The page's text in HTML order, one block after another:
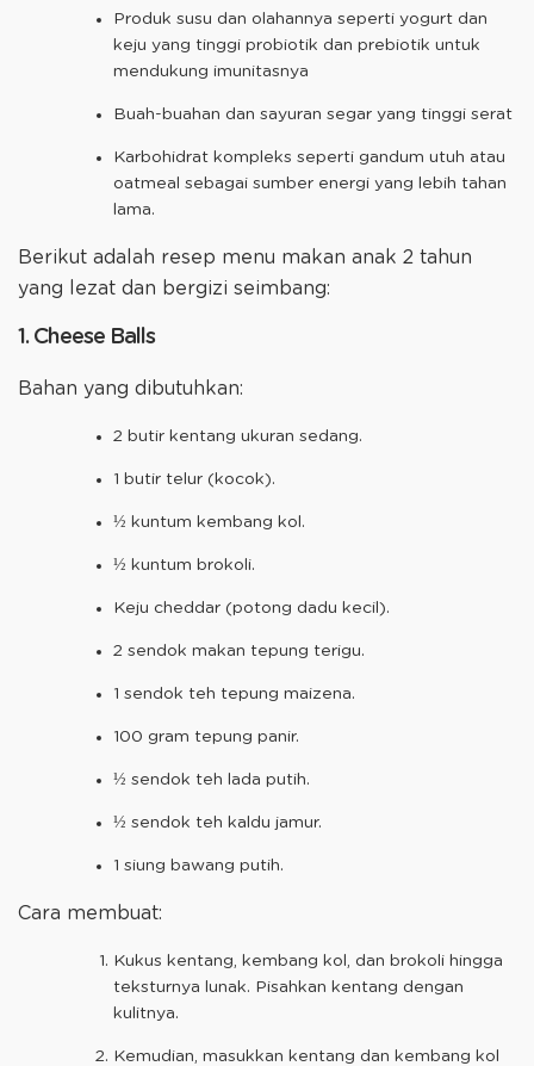
Produk susu dan olahannya seperti yogurt dan
keju yang tinggi probiotik dan prebiotik untuk
mendukung imunitasnya
Buah-buahan dan sayuran segar yang tinggi serat
Karbohidrat kompleks seperti gandum utuh atau
oatmeal sebagai sumber energi yang lebih tahan
lama.
Berikut adalah resep menu makan anak 2 tahun
yang lezat dan bergizi seimbang:
1. Cheese Balls
Bahan yang dibutuhkan:
2 butir kentang ukuran sedang.
1 butir telur (kocok).
½ kuntum kembang kol.
½ kuntum brokoli.
Keju cheddar (potong dadu kecil).
2 sendok makan tepung terigu.
1 sendok teh tepung maizena.
100 gram tepung panir.
½ sendok teh lada putih.
½ sendok teh kaldu jamur.
1 siung bawang putih.
Cara membuat:
Kukus kentang, kembang kol, dan brokoli hingga
teksturnya lunak. Pisahkan kentang dengan
kulitnya.
Kemudian, masukkan kentang dan kembang kol